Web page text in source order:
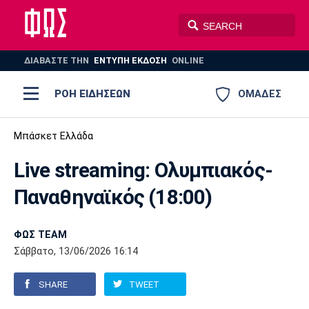
ΔΙΑΒΑΣΤΕ THN ΕΝΤΥΠΗ ΕΚΔΟΣΗ ONLINE
ΟΜΑΔΕΣ
ΡΟΗ ΕΙΔΗΣΕΩΝ
ΠΟΔΟΣΦΑΙΡΟ
ΣΠΟΡ
AUTO-MOTO
Ποδόσφαιρο
Super League 1
Super League 2
Γ Εθνική
Ελλάδα
Μπάσκετ
Ελλάδα
Εθνική
EuroLeague
Ολυμπιακοί Αγώνες
Βόλεϊ
Πόλο
Ολυμπιακός ΑΕΚ ΠΑΟΚ
Παναθηναϊκός Ατρόμητος
Μπάσκετ Ελλάδα
Live streaming: Ολυμπιακός-
Παναθηναϊκός (18:00)
ΦΩΣ TEAM
Σάββατο, 13/06/2026 16:14
SHARE TWEET